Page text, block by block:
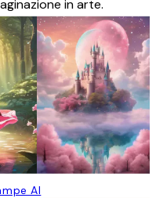
in arte.
AI